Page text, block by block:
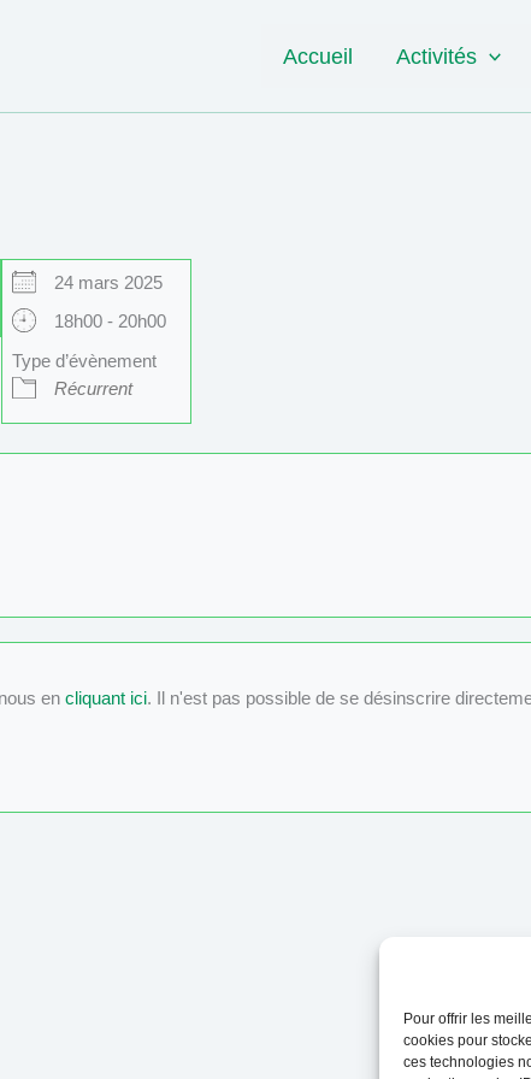
Pour offrir les
cookies pour
ces technologies
Accueil Activités
24 mars 2025
18h00 - 20h00
Type d’évènement
Récurrent
en cliquant ici. Il n'est pas possible de se désinscrire